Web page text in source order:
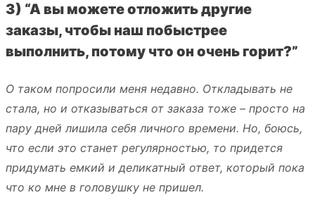
3) “А вы можете отложить другие
заказы, чтобы наш побыстрее
выполнить, потому что он очень горит?”
О таком попросили меня недавно. Откладывать не
стала, но и отказываться от заказа тоже – просто на
пару дней лишила себя личного времени. Но, боюсь,
что если это станет регулярностью, то придется
придумать емкий и деликатный ответ, который пока
что ко мне в головушку не пришел.